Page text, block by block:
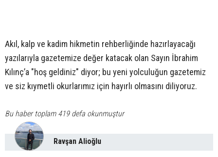
Akıl, kalp ve kadim hikmetin rehberliğinde hazırlayacağı
yazılarıyla gazetemize değer katacak olan Sayın İbrahim
Kılınç’a "hoş geldiniz" diyor; bu yeni yolculuğun gazetemiz
ve siz kıymetli okurlarımız için hayırlı olmasını diliyoruz.
Bu haber toplam 419 defa okunmuştur
Ravşan Alioğlu